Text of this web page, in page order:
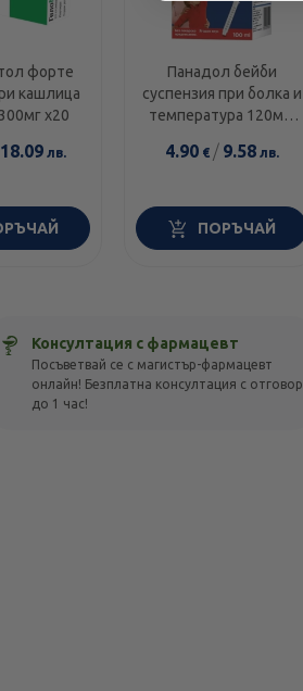
форте
кашлица
х20
18.09 лв.
Панадол бейби
суспензия при болка и
температура 120мг/
4.90€ / 9.58лв.
ПОРЪЧАЙ
Консултация с фармацевт
Посъветвай се с магистър-фармацевт
онлайн! Безплатна консултация с отговор
до 1 час!